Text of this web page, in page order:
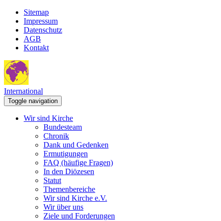
Sitemap
Impressum
Datenschutz
AGB
Kontakt
International
Toggle navigation
Wir sind Kirche
Bundesteam
Chronik
Dank und Gedenken
Ermutigungen
FAQ (häufige Fragen)
In den Diözesen
Statut
Themenbereiche
Wir sind Kirche e.V.
Wir über uns
Ziele und Forderungen